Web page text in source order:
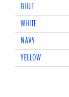
BLUE
WHITE
NAVY
YELLOW